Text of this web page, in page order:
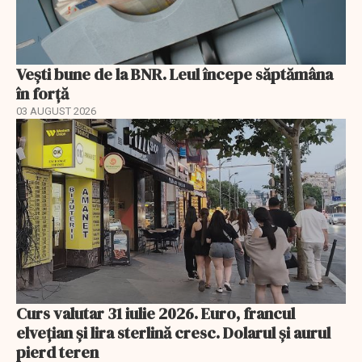
Vești bune de la BNR. Leul începe săptămâna
în forță
03 AUGUST 2026
Curs valutar 31 iulie 2026. Euro, francul
elvețian și lira sterlină cresc. Dolarul și aurul
pierd teren